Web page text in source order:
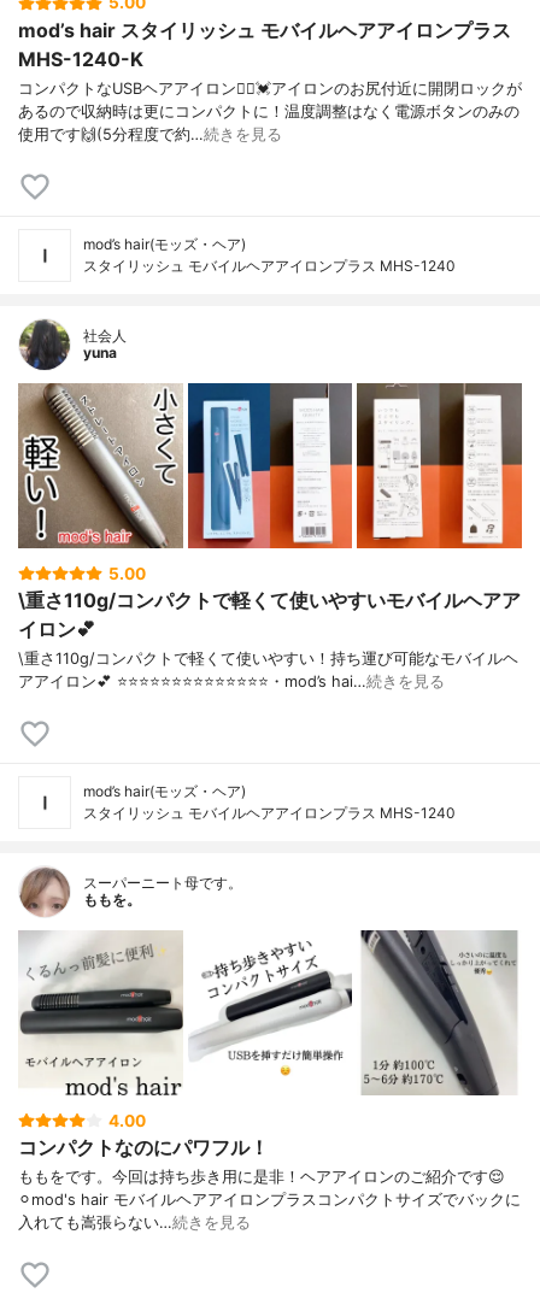
mod’s hair スタイリッシュ モバイルヘアアイロンプラス
MHS-1240-K
コンパクトなUSBヘアアイロン🙆‍♀️💓アイロンのお尻付近に開閉ロックが
あるので収納時は更にコンパクトに！温度調整はなく電源ボタンのみの
使用です🙌(5分程度で約…続きを見る
mod’s hair(モッズ・ヘア)
スタイリッシュ モバイルヘアアイロンプラス MHS-1240
社会人
yuna
5.00
\重さ110g/コンパクトで軽くて使いやすいモバイルヘアア
イロン💕
\重さ110g/コンパクトで軽くて使いやすい！持ち運び可能なモバイルヘ
アアイロン💕 ⭐️⭐️⭐️⭐️⭐️⭐️⭐️⭐️⭐️⭐️⭐️⭐️⭐️⭐️・mod’s hai…続きを見る
mod’s hair(モッズ・ヘア)
スタイリッシュ モバイルヘアアイロンプラス MHS-1240
スーパーニート母です。
ももを。
4.00
コンパクトなのにパワフル！
ももをです。今回は持ち歩き用に是非！ヘアアイロンのご紹介です😌
⚪︎mod's hair モバイルヘアアイロンプラスコンパクトサイズでバックに
入れても嵩張らない…続きを見る